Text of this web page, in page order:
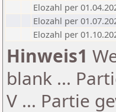
Elozahl per
Elozahl per
Elozahl per
Hinweis1
blank ...
V ... Partie